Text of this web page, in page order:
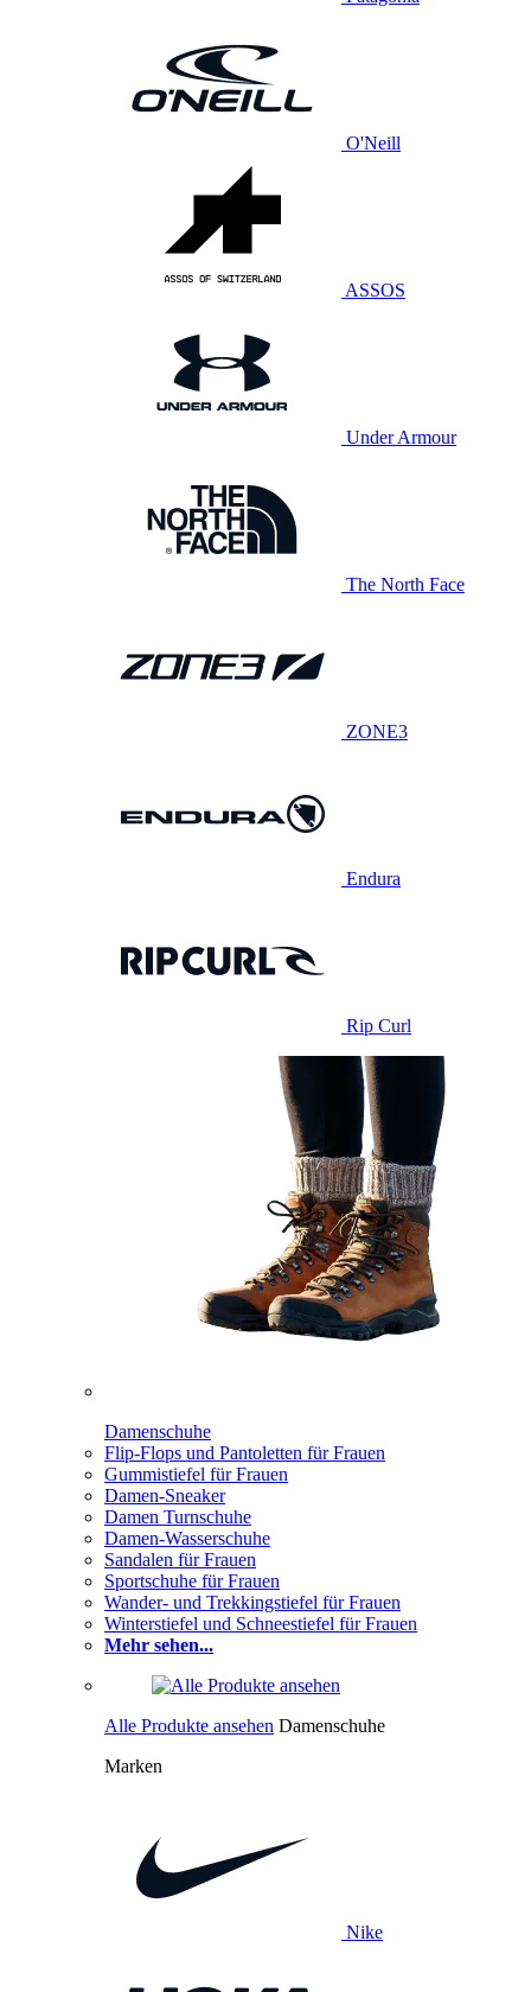
O'Neill
ASSOS
Under Armour
The North Face
ZONE3
Endura
Rip Curl
Damenschuhe
Flip-Flops und Pantoletten für Frauen
Gummistiefel für Frauen
Damen-Sneaker
Damen Turnschuhe
Damen-Wasserschuhe
Sandalen für Frauen
Sportschuhe für Frauen
Wander- und Trekkingstiefel für Frauen
Winterstiefel und Schneestiefel für Frauen
Mehr sehen...
Alle Produkte ansehen Damenschuhe
Marken
Nike